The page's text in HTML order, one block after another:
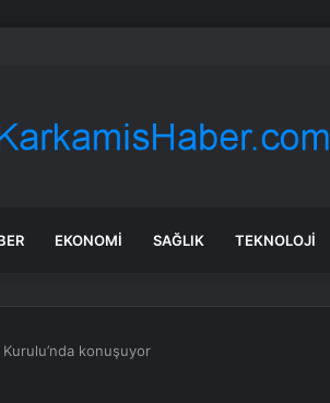
ve fuhuş 8 gözaltı
EKONOMI SAĞLIK TEKNOLOJI
konuşuyor